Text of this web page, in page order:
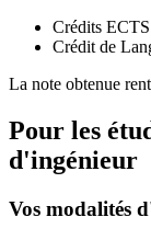
Crédits
Crédit de
La note obtenue
Pour les
d'ingénieur
Vos modalités